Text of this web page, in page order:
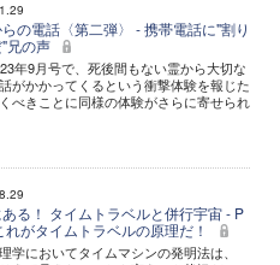
の電話〈第二弾〉 - 携帯電話に"割り
兄の声
年9月号で、死後間もない霊から大切な
がかかってくるという衝撃体験を報じた
べきことに同様の体験がさらに寄せられ
る！ タイムトラベルと併行宇宙 - P
れがタイムトラベルの原理だ！
学においてタイムマシンの発明法は、